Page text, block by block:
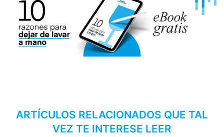
ARTÍCULOS RELACIONADOS QUE TAL
VEZ TE INTERESE LEER